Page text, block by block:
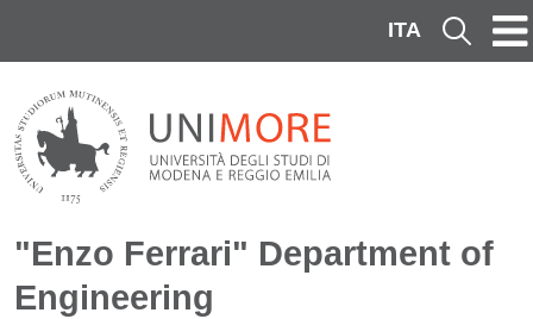
ITA Cerca
"Enzo Ferrari" Department of
Engineering